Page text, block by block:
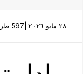
٢٨ مايو ٢٠٢٦ | 597 طريقة (طرق) العرض |